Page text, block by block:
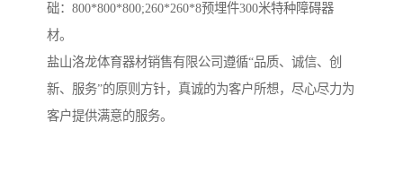
础：800*800*800;260*260*8预埋件300米特种障碍器
材。
盐山洛龙体育器材销售有限公司遵循“品质、诚信、创
新、服务”的原则方针，真诚的为客户所想，尽心尽力为
客户提供满意的服务。